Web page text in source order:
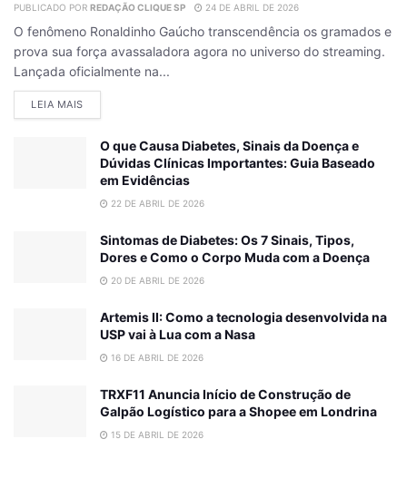
PUBLICADO POR REDAÇÃO CLIQUE SP 24 DE ABRIL DE 2026
O fenômeno Ronaldinho Gaúcho transcendência os gramados e
prova sua força avassaladora agora no universo do streaming.
Lançada oficialmente na...
LEIA MAISDETAILS
O que Causa Diabetes, Sinais da Doença e
Dúvidas Clínicas Importantes: Guia Baseado
em Evidências
22 DE ABRIL DE 2026
Sintomas de Diabetes: Os 7 Sinais, Tipos,
Dores e Como o Corpo Muda com a Doença
20 DE ABRIL DE 2026
Artemis II: Como a tecnologia desenvolvida na
USP vai à Lua com a Nasa
16 DE ABRIL DE 2026
TRXF11 Anuncia Início de Construção de
Galpão Logístico para a Shopee em Londrina
15 DE ABRIL DE 2026